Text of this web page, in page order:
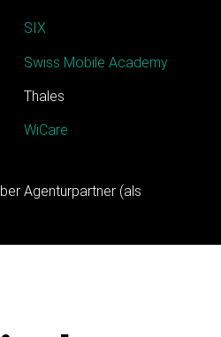
SIX
Swiss Mobile Academy
Thales
WiCare
Agenturpartner (als